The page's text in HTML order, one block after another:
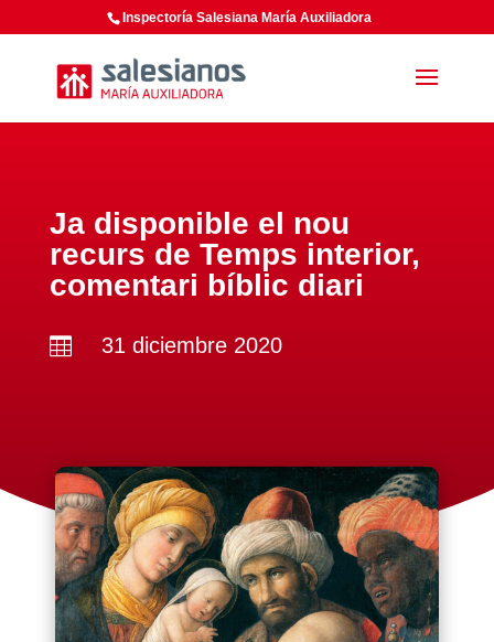
Inspectoría Salesiana María Auxiliadora
Ja disponible el nou
recurs de Temps interior,
comentari bíblic diari
 31 diciembre 2020